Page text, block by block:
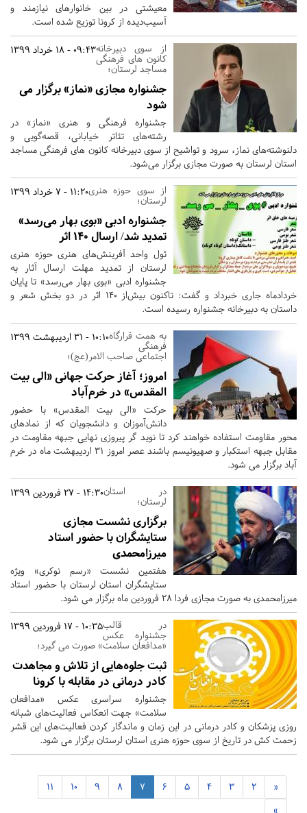
معیشتی در بین خانوارهای نیازمند و
آسیب‌دیده از کرونا توزیع شده است.
09:43 - 18 خرداد 1399از سوی دبیرخانه
کانون های فرهنگی
مساجد لرستان؛
جشنواره مجازی «نماز» برگزار می
شود
جشنواره فرهنگی و هنری «نماز» در
رشته‌های تئاتر خیابانی، قصه‌گویی و
دلنوشته‌های نماز، سرود و تواشیح از سوی دبیرخانه کانون های فرهنگی مساجد
استان لرستان به صورت مجازی برگزار می‏‌شود.
11:20 - 7 خرداد 1399از سوی حوزه هنری
لرستان؛
جشنواره ادبی «بوی بهار می‌رسد»
تمدید شد/ ارسال 140 اثر
ئول واحد آفرینش‌های هنری حوزه هنری
لرستان از تمدید مهلت ارسال آثار به
جشنواره ادبی «بوی بهار می‌رسد» تا پایان
خردادماه جاری خبرداد و گفت: تاکنون بیش‌از ۱۴۰ اثر در دو بخش شعر و
داستان به دبیرخانه جشنواره رسیده است.
10:10 - 31 اردیبهشت 1399به همت قرارگاه
فرهنگی
اجتماعی صاحب الامر(عج)؛
امروز؛ آغاز حرکت جهانی «الی بیت
المقدس» در خرم‌آباد
حرکت «الی بیت المقدس» با حضور
دانش‌آموزان و دانشجویان که از نمادهای
محور مقاومت استفاده خواهند کرد تا نوید گر پیروزی نهایی جبهه مقاومت در
مقابل جبهه استکبار و صهیونیسم باشند عصر امروز 31 اردیبهشت ماه در خرم
آباد برگزار می شود.
14:30 - 27 فروردین 1399در استان
لرستان؛
برگزاری نشست مجازی
ستایشگران با حضور استاد
میرزامحمدی
هفتمین نشست «رسم نوکری» ویژه
ستایشگران استان لرستان با حضور استاد
میرزامحمدی به صورت مجازی فردا 28 فروردین ماه برگزار می شود.
10:35 - 17 فروردین 1399در قالب
جشنواره عکس
«مدافعان سلامت» صورت می گیرد؛
ثبت جلوه‌هایی از تلاش‌ و مجاهدت‌
کادر درمانی در مقابله با کرونا
جشنواره سراسری عکس «مدافعان
سلامت» جهت انعکاس فعالیت‌های شبانه
روزی پزشکان و کادر درمانی در این زمان و ماندگار کردن فعالیت‌های این قشر
زحمت کش در تاریخ از سوی حوزه هنری استان لرستان برگزار می شود.
«
2
3
4
5
6
7
8
9
10
11
»